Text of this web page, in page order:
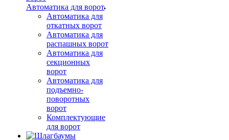
Автоматика для ворот
Автоматика для
откатных ворот
Автоматика для
распашных ворот
Автоматика для
секционных
ворот
Автоматика для
подъемно-
поворотных
ворот
Комплектующие
для ворот